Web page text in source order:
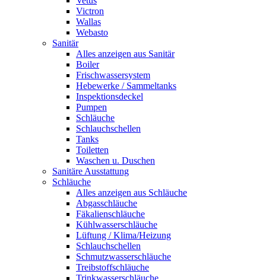
Victron
Wallas
Webasto
Sanitär
Alles anzeigen aus Sanitär
Boiler
Frischwassersystem
Hebewerke / Sammeltanks
Inspektionsdeckel
Pumpen
Schläuche
Schlauchschellen
Tanks
Toiletten
Waschen u. Duschen
Sanitäre Ausstattung
Schläuche
Alles anzeigen aus Schläuche
Abgasschläuche
Fäkalienschläuche
Kühlwasserschläuche
Lüftung / Klima/Heizung
Schlauchschellen
Schmutzwasserschläuche
Treibstoffschläuche
Trinkwasserschläuche